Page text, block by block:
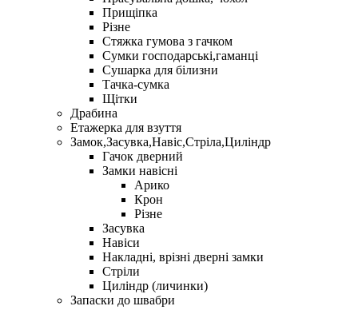
Прищіпка
Різне
Стяжка гумова з гачком
Сумки господарські,гаманці
Сушарка для білизни
Тачка-сумка
Щітки
Драбина
Етажерка для взуття
Замок,Засувка,Навіс,Стріла,Циліндр
Гачок дверний
Замки навісні
Арико
Крон
Різне
Засувка
Навіси
Накладні, врізні дверні замки
Стріли
Циліндр (личинки)
Запаски до швабри